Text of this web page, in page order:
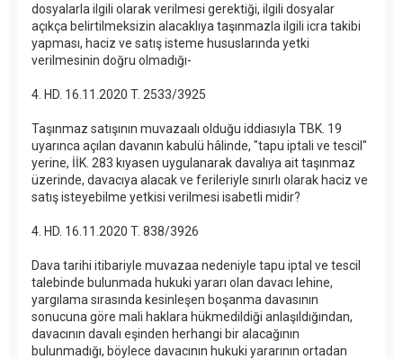
dosyalarla ilgili olarak verilmesi gerektiği, ilgili dosyalar
açıkça belirtilmeksizin alacaklıya taşınmazla ilgili icra takibi
yapması, haciz ve satış isteme hususlarında yetki
verilmesinin doğru olmadığı-
4. HD. 16.11.2020 T. 2533/3925
Taşınmaz satışının muvazaalı olduğu iddiasıyla TBK. 19
uyarınca açılan davanın kabulü hâlinde, "tapu iptali ve tescil"
yerine, İİK. 283 kıyasen uygulanarak davalıya ait taşınmaz
üzerinde, davacıya alacak ve ferileriyle sınırlı olarak haciz ve
satış isteyebilme yetkisi verilmesi isabetli midir?
4. HD. 16.11.2020 T. 838/3926
Dava tarihi itibariyle muvazaa nedeniyle tapu iptal ve tescil
talebinde bulunmada hukuki yararı olan davacı lehine,
yargılama sırasında kesinleşen boşanma davasının
sonucuna göre mali haklara hükmedildiği anlaşıldığından,
davacının davalı eşinden herhangi bir alacağının
bulunmadığı, böylece davacının hukuki yararının ortadan